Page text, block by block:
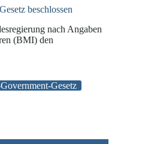
beschlossen
nach Angaben
(BMI) den
Gesetz